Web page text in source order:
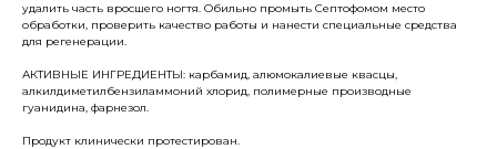
удалить часть вросшего ногтя. Обильно промыть Септофомом место
обработки, проверить качество работы и нанести специальные средства
для регенерации.
АКТИВНЫЕ ИНГРЕДИЕНТЫ: карбамид, алюмокалиевые квасцы,
алкилдиметилбензиламмоний хлорид, полимерные производные
гуанидина, фарнезол.
Продукт клинически протестирован.